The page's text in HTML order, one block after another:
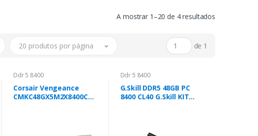
A mostrar 1–20 de 4 resultados
20 produtos por página de 1
Ddr 5 8400
Corsair Vengeance
CMKC48GX5M2X8400C40
Ddr 5 8400
G.Skill DDR5 48GB PC
8400 CL40 G.Skill KIT